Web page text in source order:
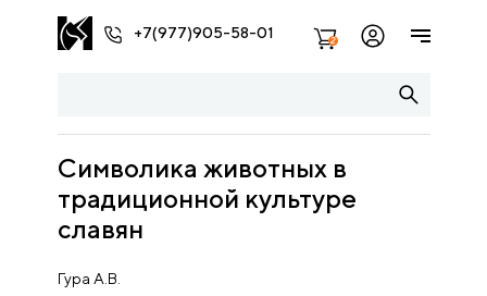
+7(977)905-58-01 2
Символика животных в
традиционной культуре
славян
Гура А.В.